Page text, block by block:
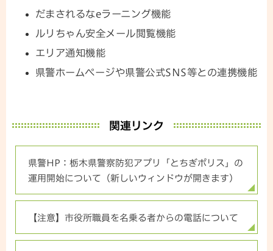
だまされるなeラーニング機能
ルリちゃん安全メール閲覧機能
エリア通知機能
県警ホームページや県警公式SNS等との連携機能
関連リンク
県警HP：栃木県警察防犯アプリ「とちぎポリス」の
運用開始について（新しいウィンドウが開きます）
【注意】市役所職員を名乗る者からの電話について